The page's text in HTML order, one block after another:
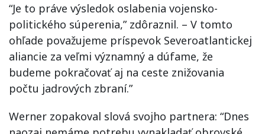
“Je to práve výsledok oslabenia vojensko-
politického súperenia,” zdôraznil. – V tomto
ohľade považujeme príspevok Severoatlantickej
aliancie za veľmi významný a dúfame, že
budeme pokračovať aj na ceste znižovania
počtu jadrových zbraní.”
Werner zopakoval slová svojho partnera: “Dnes